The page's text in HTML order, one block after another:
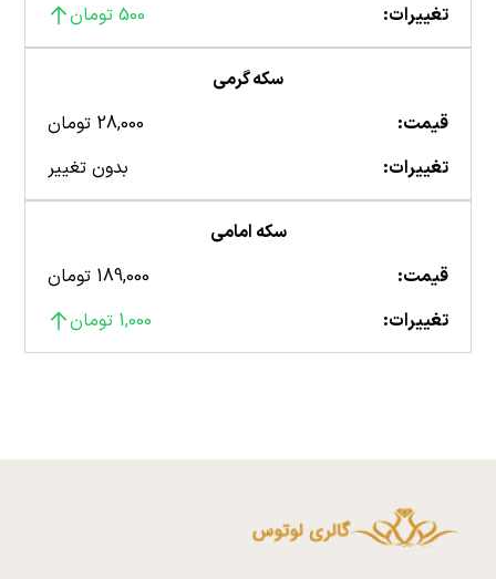
تغییرات:
500 تومان
سکه گرمی
قیمت:
28,000 تومان
تغییرات:
بدون تغییر
سکه امامی
قیمت:
189,000 تومان
تغییرات:
1,000 تومان